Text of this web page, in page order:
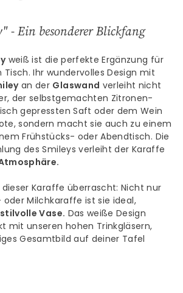
- Ein besonderer Blickfang
weiß ist die perfekte Ergänzung für
Ihr wundervolles Design mit
an der Glaswand verleiht nicht
der selbstgemachten Zitronen-
gepressten Saft oder dem Wein
sondern macht sie auch zu einem
Frühstücks- oder Abendtisch. Die
des Smileys verleiht der Karaffe
dieser Karaffe überrascht: Nicht nur
Milchkaraffe ist sie ideal,
stilvolle Vase. Das weiße Design
mit unseren hohen Trinkgläsern,
Gesamtbild auf deiner Tafel